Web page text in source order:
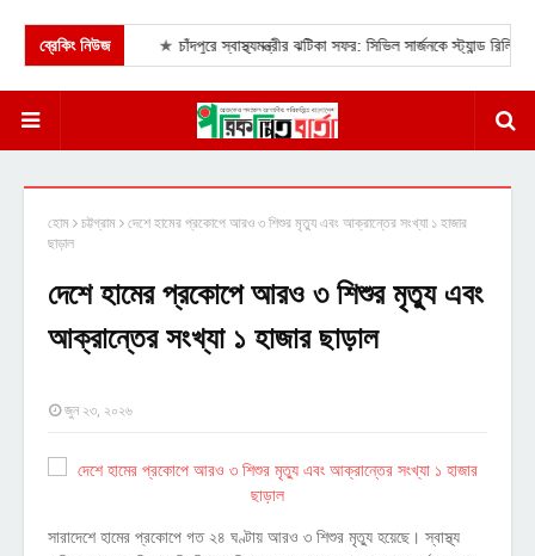
ব্রেকিং নিউজ চাঁদপুরে স্বাস্থ্যমন্ত্রীর ঝটিকা সফর: সিভিল সার্জনকে স্ট্যান্ড রিলিজ ও
হোম চট্টগ্রাম দেশে হামের প্রকোপে আরও ৩ শিশুর মৃত্যু এবং আক্রান্তের সংখ্যা ১ হাজার
ছাড়াল
দেশে হামের প্রকোপে আরও ৩ শিশুর মৃত্যু এবং
আক্রান্তের সংখ্যা ১ হাজার ছাড়াল
জুন ২৩, ২০২৬
সারাদেশে হামের প্রকোপে গত ২৪ ঘণ্টায় আরও ৩ শিশুর মৃত্যু হয়েছে। স্বাস্থ্য